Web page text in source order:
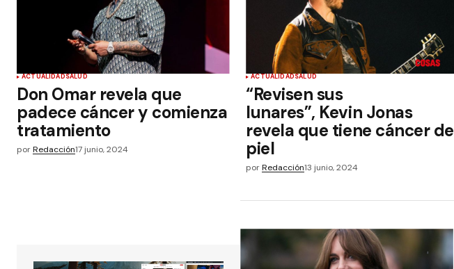
ACTUALIDADSALUD
Don Omar revela que
padece cáncer y comienza
tratamiento
porRedacción17 junio, 2024
ACTUALIDADSALUD
“Revisen sus
lunares”, Kevin Jonas
revela que tiene cáncer de
piel
por Redacción13 junio, 2024